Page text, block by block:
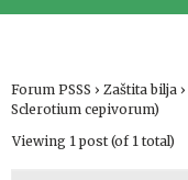
Forum PSSS › Zaštita bilja ›
Sclerotium cepivorum)
Viewing 1 post (of 1 total)